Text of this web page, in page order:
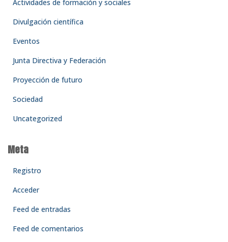
Actividades de formación y sociales
Divulgación científica
Eventos
Junta Directiva y Federación
Proyección de futuro
Sociedad
Uncategorized
Meta
Registro
Acceder
Feed de entradas
Feed de comentarios